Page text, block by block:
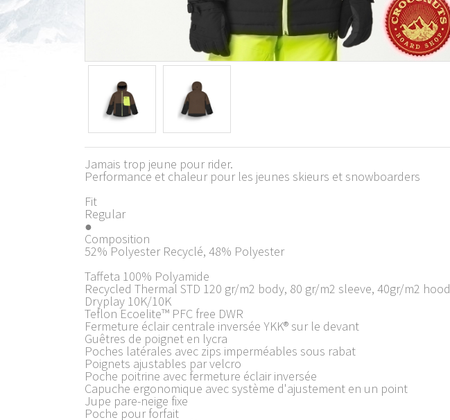
Jamais trop jeune pour rider.
Performance et chaleur pour les jeunes skieurs et snowboarders
Fit
Regular
●
Composition
52% Polyester Recyclé, 48% Polyester
Taffeta 100% Polyamide
Recycled Thermal STD 120 gr/m2 body, 80 gr/m2 sleeve, 40gr/m2 hood
Dryplay 10K/10K
Teflon Ecoelite™ PFC free DWR
Fermeture éclair centrale inversée YKK® sur le devant
Guêtres de poignet en lycra
Poches latérales avec zips imperméables sous rabat
Poignets ajustables par velcro
Poche poitrine avec fermeture éclair inversée
Capuche ergonomique avec système d'ajustement en un point
Jupe pare-neige fixe
Poche pour forfait